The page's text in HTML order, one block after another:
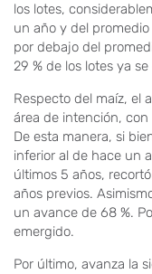
los lotes,
un año y del
por debajo del
29 % de los lotes ya
Respecto del maíz, el
área de intención,
De esta manera, si
inferior al de hace un
últimos 5 años,
años previos.
un avance de 68 %.
emergido.
Por último, avanza la